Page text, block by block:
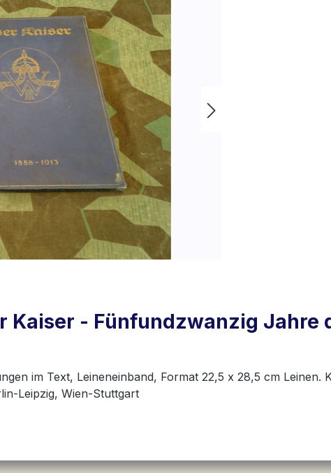
- Fünfundzwanzig Jahre
im Text, Leineneinband, Format 22,5 x 28,5 cm
Leipzig, Wien-Stuttgart